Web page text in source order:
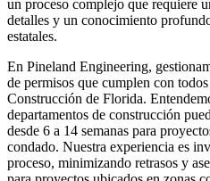
un proceso complejo que requiere
detalles y un conocimiento
estatales.
En Pineland Engineering,
de permisos que cumplen con
Construcción de Florida.
departamentos de construcción
desde 6 a 14 semanas para
condado. Nuestra experiencia es
proceso, minimizando retrasos y